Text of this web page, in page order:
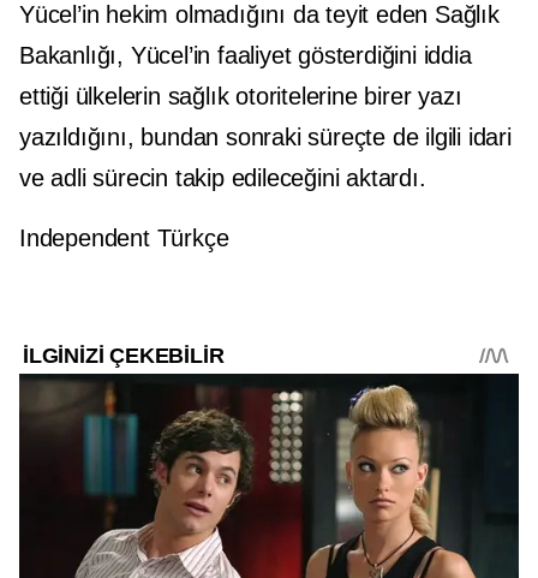
Yücel’in hekim olmadığını da teyit eden Sağlık
Bakanlığı, Yücel’in faaliyet gösterdiğini iddia
ettiği ülkelerin sağlık otoritelerine birer yazı
yazıldığını, bundan sonraki süreçte de ilgili idari
ve adli sürecin takip edileceğini aktardı.
Independent Türkçe